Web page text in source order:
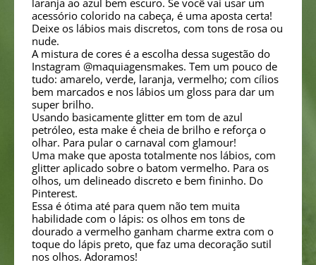
laranja ao azul bem escuro. Se você vai usar um
acessório colorido na cabeça, é uma aposta certa!
Deixe os lábios mais discretos, com tons de rosa ou
nude.
A mistura de cores é a escolha dessa sugestão do
Instagram @maquiagensmakes. Tem um pouco de
tudo: amarelo, verde, laranja, vermelho; com cílios
bem marcados e nos lábios um gloss para dar um
super brilho.
Usando basicamente glitter em tom de azul
petróleo, esta make é cheia de brilho e reforça o
olhar. Para pular o carnaval com glamour!
Uma make que aposta totalmente nos lábios, com
glitter aplicado sobre o batom vermelho. Para os
olhos, um delineado discreto e bem fininho. Do
Pinterest.
Essa é ótima até para quem não tem muita
habilidade com o lápis: os olhos em tons de
dourado a vermelho ganham charme extra com o
toque do lápis preto, que faz uma decoração sutil
nos olhos. Adoramos!